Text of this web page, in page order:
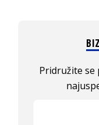
Pridružite se